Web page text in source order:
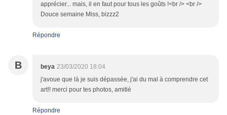
apprécier... mais, il en faut pour tous les goûts !<br /> <br />
Douce semaine Miss, bizzz2
Répondre
B beya 23/03/2020 18:04
j'avoue que là je suis dépassée, j'ai du mal à comprendre cet
art!! merci pour tes photos, amitié
Répondre